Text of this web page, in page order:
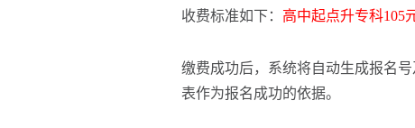
收费标准如下： 高中起点升专科105
缴费成功后，系统将自动生成报名
表作为报名成功的依据。